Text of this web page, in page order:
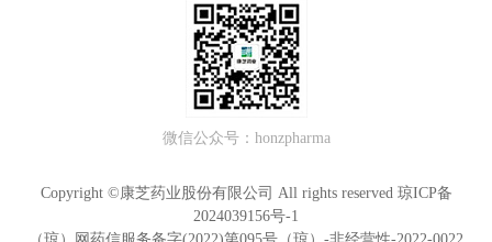
微信公众号：honzpharma
Copyright ©康芝药业股份有限公司 All rights reserved 琼ICP备
2024039156号-1